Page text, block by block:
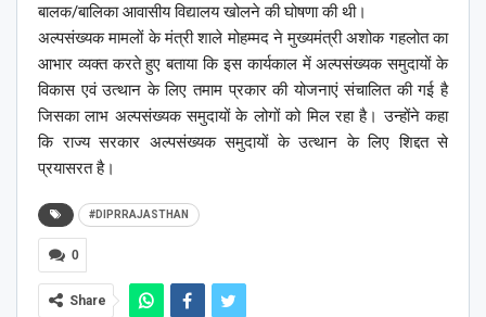
बालक/बालिका आवासीय विद्यालय खोलने की घोषणा की थी।
अल्पसंख्यक मामलों के मंत्री शाले मोहम्मद ने मुख्यमंत्री अशोक गहलोत का
आभार व्यक्त करते हुए बताया कि इस कार्यकाल में अल्पसंख्यक समुदायों के
विकास एवं उत्थान के लिए तमाम प्रकार की योजनाएं संचालित की गई है
जिसका लाभ अल्पसंख्यक समुदायों के लोगों को मिल रहा है। उन्होंने कहा
कि राज्य सरकार अल्पसंख्यक समुदायों के उत्थान के लिए शिद्दत से
प्रयासरत है।
#DIPRRAJASTHAN
0
Share